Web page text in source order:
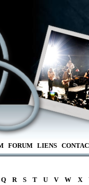
FORUM LIENS
Q R S T U V W X